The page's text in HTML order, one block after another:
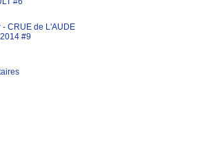
- CRUE de L'AUDE
#9